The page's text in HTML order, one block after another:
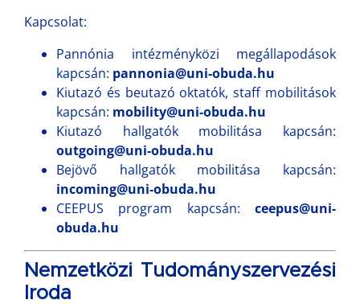
Kapcsolat:
Pannónia intézményközi megállapodások
kapcsán: pannonia@uni-obuda.hu
Kiutazó és beutazó oktatók, staff mobilitások
kapcsán: mobility@uni-obuda.hu
Kiutazó hallgatók mobilitása kapcsán:
outgoing@uni-obuda.hu
Bejövő hallgatók mobilitása kapcsán:
incoming@uni-obuda.hu
CEEPUS program kapcsán: ceepus@uni-
obuda.hu
Nemzetközi Tudományszervezési
Iroda